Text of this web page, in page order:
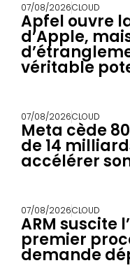
07/08/2026CLOUD
Apfel ouvre
d’Apple,
véritable
07/08/2026CLOUD
Meta cède
de 14
accélérer
07/08/2026CLOUD
ARM suscite
premier
demande